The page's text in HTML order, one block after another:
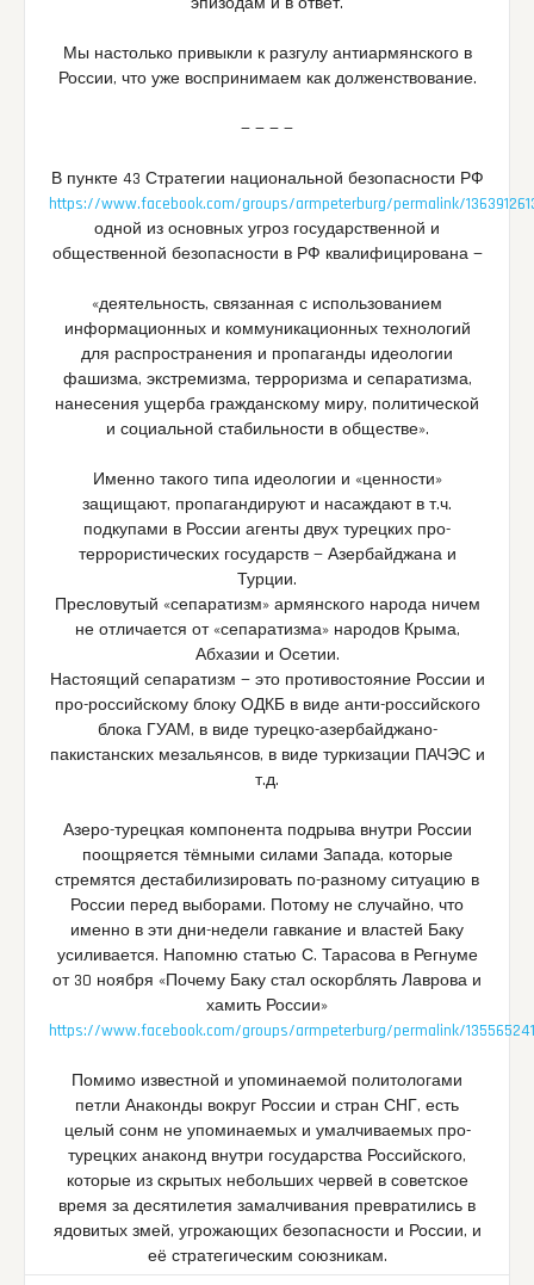
Мы настолько привыкли к разгулу антиармянского в
России, что уже воспринимаем как долженствование.
— — — —
В пункте 43 Стратегии национальной безопасности РФ
https://www.facebook.com/groups/armpeterburg/permalink/
одной из основных угроз государственной и
общественной безопасности в РФ квалифицирована —
«деятельность, связанная с использованием
информационных и коммуникационных технологий
для распространения и пропаганды идеологии
фашизма, экстремизма, терроризма и сепаратизма,
нанесения ущерба гражданскому миру, политической
и социальной стабильности в обществе».
Именно такого типа идеологии и «ценности»
защищают, пропагандируют и насаждают в т.ч.
подкупами в России агенты двух турецких про-
террористических государств — Азербайджана и
Турции.
Пресловутый «сепаратизм» армянского народа ничем
не отличается от «сепаратизма» народов Крыма,
Абхазии и Осетии.
Настоящий сепаратизм — это противостояние России и
про-российскому блоку ОДКБ в виде анти-российского
блока ГУАМ, в виде турецко-азербайджано-
пакистанских мезальянсов, в виде туркизации ПАЧЭС и
т.д.
Азеро-турецкая компонента подрыва внутри России
поощряется тёмными силами Запада, которые
стремятся дестабилизировать по-разному ситуацию в
России перед выборами. Потому не случайно, что
именно в эти дни-недели гавкание и властей Баку
усиливается. Напомню статью С. Тарасова в Регнуме
от 30 ноября «Почему Баку стал оскорблять Лаврова и
хамить России»
https://www.facebook.com/groups/armpeterburg/permalink/
Помимо известной и упоминаемой политологами
петли Анаконды вокруг России и стран СНГ, есть
целый сонм не упоминаемых и умалчиваемых про-
турецких анаконд внутри государства Российского,
которые из скрытых небольших червей в советское
время за десятилетия замалчивания превратились в
ядовитых змей, угрожающих безопасности и России, и
её стратегическим союзникам.